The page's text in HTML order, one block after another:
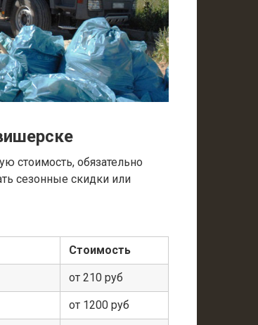
стоимость, обязательно
сезонные скидки или
Стоимость
от 210 руб
от 1200 руб